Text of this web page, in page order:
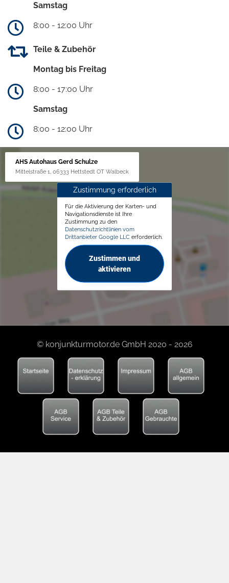
Samstag
8:00 - 12:00 Uhr
Teile & Zubehör
Montag bis Freitag
8:00 - 17:00 Uhr
Samstag
8:00 - 12:00 Uhr
AHS Autohaus Gerd Schulze
Mittelstraße 1, 06333 Hettstedt OT Walbeck
Zustimmung erforderlich
Für die Aktivierung der Karten- und
Navigationsdienste ist Ihre
Zustimmung zu den
Datenschutzrichtlinien vom
Drittanbieter Google LLC erforderlich.
Zustimmen und
aktivieren
© konjunkturmotor.de GmbH 2020 - 2026